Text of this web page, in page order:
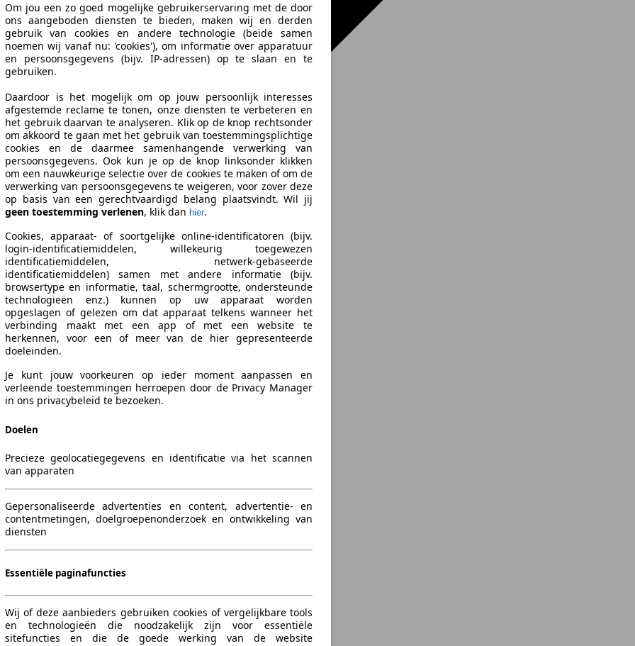
Leistung Verbrauch Link
Om jou een zo goed mogelijke gebruikerservaring met de door
ons aangeboden diensten te bieden, maken wij en derden
gebruik van cookies en andere technologie (beide samen
noemen wij vanaf nu: 'cookies'), om informatie over apparatuur
en persoonsgegevens (bijv. IP-adressen) op te slaan en te
gebruiken.
Daardoor is het mogelijk om op jouw persoonlijk interesses
afgestemde reclame te tonen, onze diensten te verbeteren en
het gebruik daarvan te analyseren. Klik op de knop rechtsonder
om akkoord te gaan met het gebruik van toestemmingsplichtige
cookies en de daarmee samenhangende verwerking van
persoonsgegevens. Ook kun je op de knop linksonder klikken
om een nauwkeurige selectie over de cookies te maken of om de
verwerking van persoonsgegevens te weigeren, voor zover deze
op basis van een gerechtvaardigd belang plaatsvindt. Wil jij
geen toestemming verlenen, klik dan hier.
Cookies, apparaat- of soortgelijke online-identificatoren (bijv.
login-identificatiemiddelen, willekeurig toegewezen
identificatiemiddelen, netwerk-gebaseerde
identificatiemiddelen) samen met andere informatie (bijv.
browsertype en informatie, taal, schermgrootte, ondersteunde
technologieën enz.) kunnen op uw apparaat worden
opgeslagen of gelezen om dat apparaat telkens wanneer het
verbinding maakt met een app of met een website te
herkennen, voor een of meer van de hier gepresenteerde
doeleinden.
Je kunt jouw voorkeuren op ieder moment aanpassen en
verleende toestemmingen herroepen door de Privacy Manager
in ons privacybeleid te bezoeken.
Doelen
Precieze geolocatiegegevens en identificatie via het scannen
van apparaten
Gepersonaliseerde advertenties en content, advertentie- en
contentmetingen, doelgroepenonderzoek en ontwikkeling van
diensten
Essentiële paginafuncties
Wij of deze aanbieders gebruiken cookies of vergelijkbare tools
en technologieën die noodzakelijk zijn voor essentiële
sitefuncties en die de goede werking van de website